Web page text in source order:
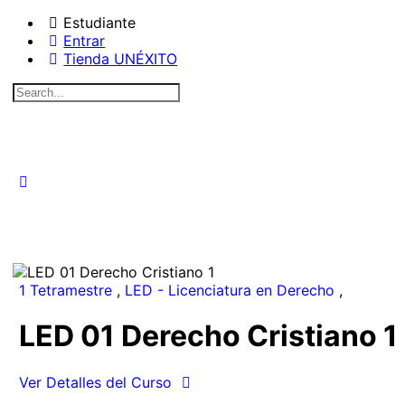
Estudiante
Entrar
Tienda UNÉXITO
Search
1 Tetramestre , LED - Licenciatura en Derecho ,
LED 01 Derecho Cristiano 1
Ver Detalles del Curso